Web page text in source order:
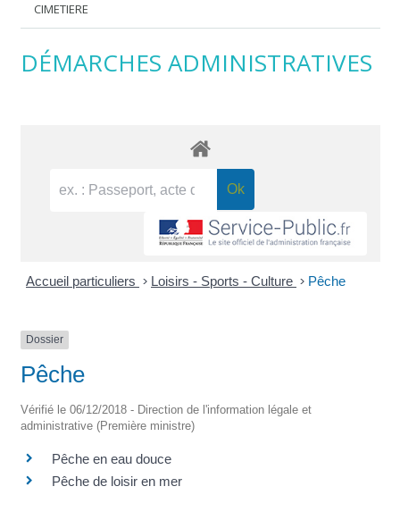
CIMETIERE
DÉMARCHES ADMINISTRATIVES
Accueil particuliers > Loisirs - Sports - Culture > Pêche
Dossier
Pêche
Vérifié le 06/12/2018 - Direction de l'information légale et
administrative (Première ministre)
Pêche en eau douce
Pêche de loisir en mer